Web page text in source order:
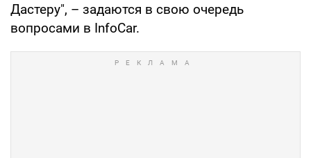
Дастеру", – задаются в свою очередь
вопросами в InfoCar.